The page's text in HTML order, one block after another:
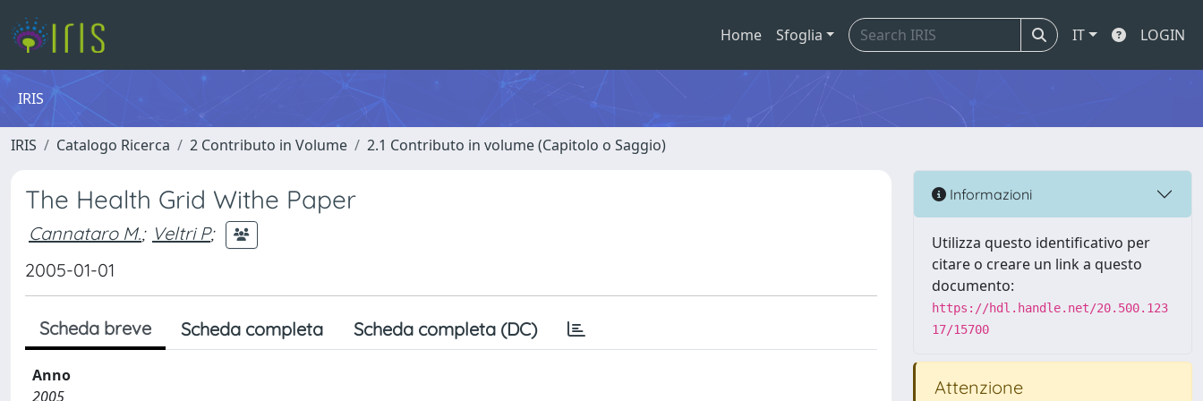
Home Sfoglia IT LOGIN
IRIS
IRIS Catalogo Ricerca 2 Contributo in Volume 2.1 Contributo in volume (Capitolo o Saggio)
The Health Grid Withe Paper
Cannataro M.; Veltri P;
2005-01-01
Scheda breve Scheda completa Scheda completa (DC)
Anno
2005
Informazioni
Utilizza questo identificativo per
citare o creare un link a questo
documento:
https://hdl.handle.net/20.500.123
17/15700
Attenzione